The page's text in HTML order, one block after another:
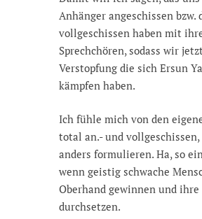
Anhänger angeschissen bzw.
vollgeschissen haben mit
Sprechchören, sodass wir
Verstopfung die sich Ersun
kämpfen haben.
Ich fühle mich von den
total an.- und
anders formulieren. Ha, so
wenn geistig schwache
Oberhand gewinnen und ihre
durchsetzen.